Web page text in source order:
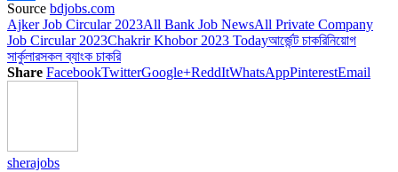
Link
Share
Source bdjobs.com
Ajker Job Circular 2023All Bank Job NewsAll Private Company
Job Circular 2023Chakrir Khobor 2023 Todayআর্জেন্ট চাকরিনিয়োগ
সার্কুলারসকল ব্যাংক চাকরি
Share FacebookTwitterGoogle+ReddItWhatsAppPinterestEmail
sherajobs